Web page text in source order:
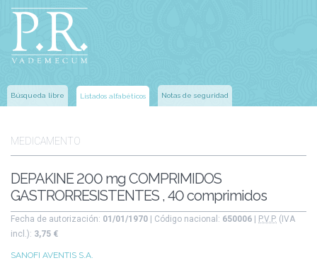
Búsqueda libre Listados alfabéticos Notas de seguridad
MEDICAMENTO
DEPAKINE 200 mg COMPRIMIDOS
GASTRORRESISTENTES , 40 comprimidos
Fecha de autorización: 01/01/1970 | Código nacional: 650006 P.V.P. (IVA
incl.): 3,75 €
SANOFI AVENTIS S.A.